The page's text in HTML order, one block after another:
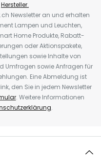
Hersteller.
Newsletter an und erhalten
Lampen und Leuchten,
Home Produkte, Rabatt-
oder Aktionspakete,
sowie Inhalte von
Umfragen sowie Anfragen für
Eine Abmeldung ist
den Sie in jedem Newsletter
. Weitere Informationen
.